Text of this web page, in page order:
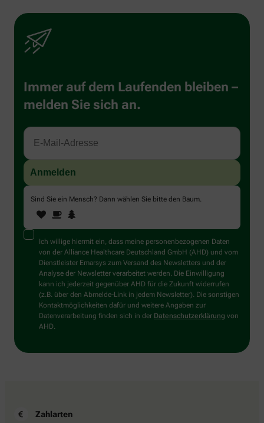
Immer auf dem Laufenden bleiben –
melden Sie sich an.
Sind Sie ein Mensch? Dann wählen Sie bitte den Baum
Sind
Sie
ein
Mensch?
Dann
wählen
Sie
bitte
den
Baum.
1 2
Ich willige hiermit ein, dass meine personenbezogenen Daten
von der Alliance Healthcare Deutschland GmbH (AHD) und vom
Dienstleister Emarsys zum Versand des Newsletters und der
Analyse der Newsletter verarbeitet werden. Die Einwilligung
kann ich jederzeit gegenüber AHD für die Zukunft widerrufen
(z.B. über den Abmelde-Link in jedem Newsletter). Die sonstigen
Kontaktmöglichkeiten dafür und weitere Angaben zur
Datenverarbeitung finden sich in der Datenschutzerklärung von
AHD.
Zahlarten